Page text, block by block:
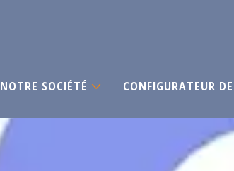
NOTRE SOCIÉTÉ CONFIGURATEUR